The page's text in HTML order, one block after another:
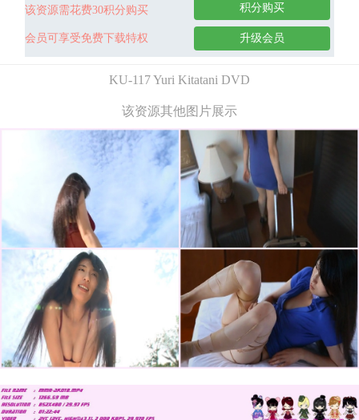
该资源需花费30积分购买
会员可享受免费下载特权
积分购买
升级会员
KU-117 Yuri Kitatani DVD
该资源其他图片展示